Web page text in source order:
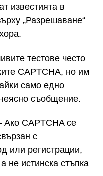
известията в
„Разрешаване“
тестове често
CAPTCHA, но им
само едно
съобщение.
Ако CAPTCHA се
с
или регистрации,
не истинска стъпка